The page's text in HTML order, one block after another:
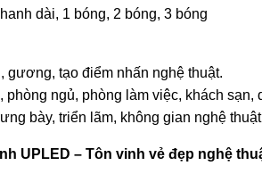
dài, 1 bóng, 2 bóng, 3 bóng
gương, tạo điểm nhấn nghệ thuật.
ngủ, phòng làm việc, khách sạn,
bày, triển lãm, không gian nghệ
UPLED – Tôn vinh vẻ đẹp nghệ